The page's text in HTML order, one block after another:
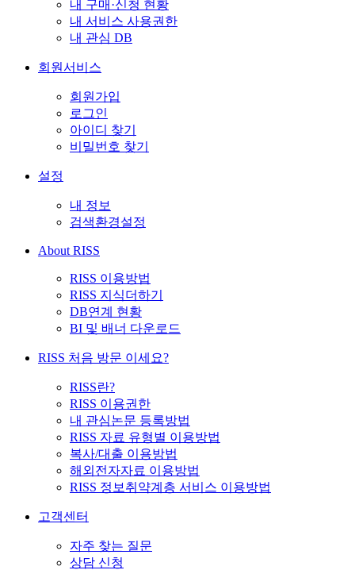
내 구매·신청 현황
내 서비스 사용권한
내 관심 DB
회원서비스
회원가입
로그인
아이디 찾기
비밀번호 찾기
설정
내 정보
검색환경설정
About RISS
RISS 이용방법
RISS 지식더하기
DB연계 현황
BI 및 배너 다운로드
RISS 처음 방문 이세요?
RISS란?
RISS 이용권한
내 관심논문 등록방법
RISS 자료 유형별 이용방법
복사/대출 이용방법
해외전자자료 이용방법
RISS 정보취약계층 서비스 이용방법
고객센터
자주 찾는 질문
상담 신청